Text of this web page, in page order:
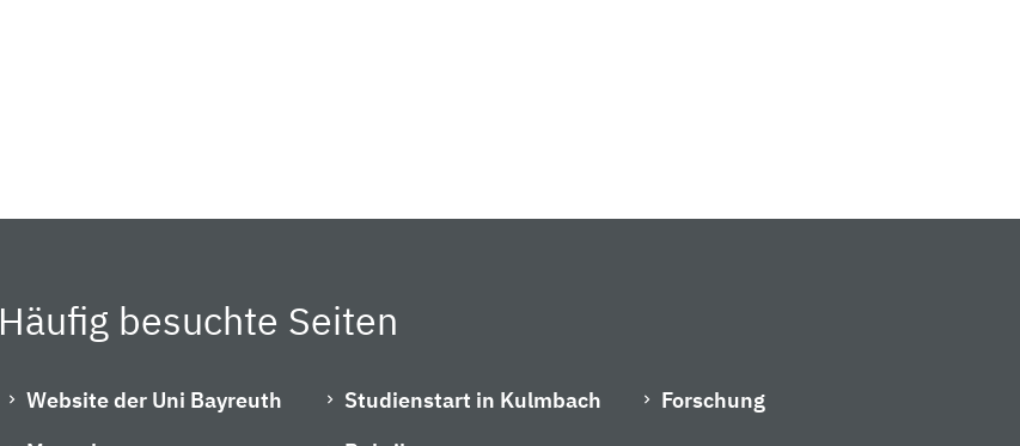
Häufig besuchte Seiten
Website der Uni Bayreuth
Studienstart in Kulmbach
Forschung